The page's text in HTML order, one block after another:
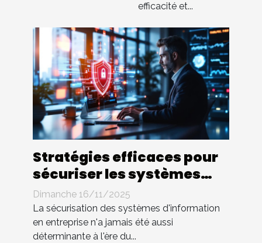
efficacité et...
Stratégies efficaces pour
sécuriser les systèmes
d'information en
entreprise
Dimanche 16/11/2025
La sécurisation des systèmes d'information
en entreprise n'a jamais été aussi
déterminante à l'ère du...